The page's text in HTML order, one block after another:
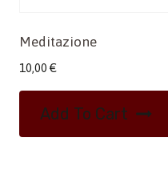
Meditazione
10,00 €
Add To Cart